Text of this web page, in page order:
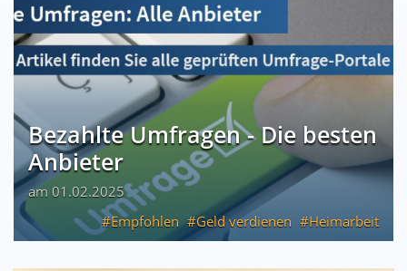
Bezahlte Umfragen - Die besten
Anbieter
am 01.02.2025
Empfohlen
Geld verdienen Heimarbeit